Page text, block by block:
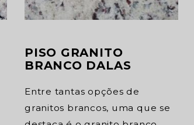
PISO GRANITO
BRANCO DALAS
Entre tantas opções de
granitos brancos, uma que se